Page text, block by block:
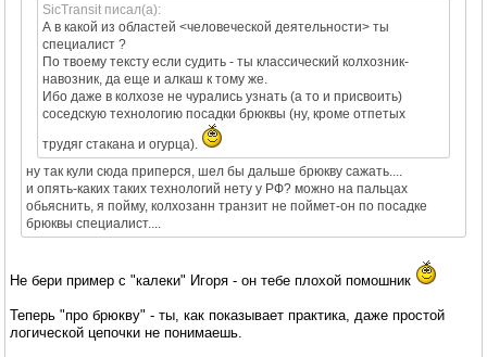
SicTransit писал(а):
А в какой из областей <человеческой деятельности> ты
специалист ?
По твоему тексту если судить - ты классический колхозник-
навозник, да еще и алкаш к тому же.
Ибо даже в колхозе не чурались узнать (а то и присвоить)
соседскую технологию посадки брюквы (ну, кроме отпетых
трудяг стакана и огурца).
ну так кули сюда приперся, шел бы дальше брюкву сажать....
и опять-каких таких технологий нету у РФ? можно на пальцах
обьяснить, я пойму, колхозанн транзит не поймет-он по посадке
брюквы специалист....
Не бери пример с "калеки" Игоря - он тебе плохой помошник
Теперь "про брюкву" - ты, как показывает практика, даже простой
логической цепочки не понимаешь.